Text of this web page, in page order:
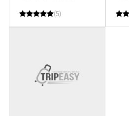
여행전에 진빼지 않고
트립이지 덕분에 편안하게
(5)
여
트